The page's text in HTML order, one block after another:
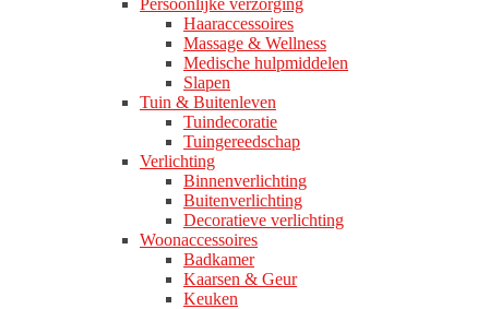
Haaraccessoires
Massage & Wellness
Medische hulpmiddelen
Slapen
Tuin & Buitenleven
Tuindecoratie
Tuingereedschap
Verlichting
Binnenverlichting
Buitenverlichting
Decoratieve verlichting
Woonaccessoires
Badkamer
Kaarsen & Geur
Keuken